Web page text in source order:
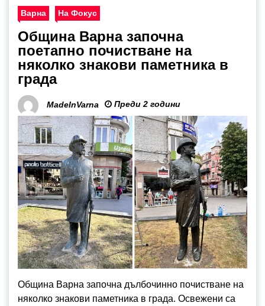
Варна На Фокус
Община Варна започна
поетапно почистване на
няколко знакови паметника в
града
MadeInVarna Преди 2 години
Община Варна започна дълбочинно почистване на
няколко знакови паметника в града. Освежени са